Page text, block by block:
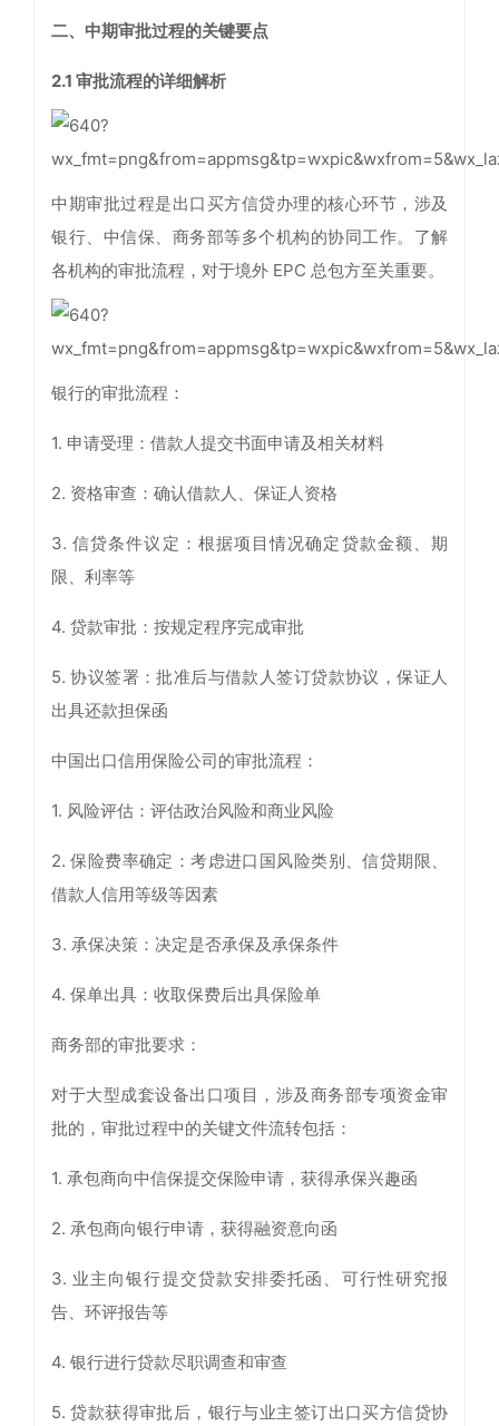
二、中期审批过程的关键要点
2.1 审批流程的详细解析
中期审批过程是出口买方信贷办理的核心环节，涉及
银行、中信保、商务部等多个机构的协同工作。了解
各机构的审批流程，对于境外 EPC 总包方至关重要。
银行的审批流程：
1. 申请受理：借款人提交书面申请及相关材料
2. 资格审查：确认借款人、保证人资格
3. 信贷条件议定：根据项目情况确定贷款金额、期
限、利率等
4. 贷款审批：按规定程序完成审批
5. 协议签署：批准后与借款人签订贷款协议，保证人
出具还款担保函
中国出口信用保险公司的审批流程：
1. 风险评估：评估政治风险和商业风险
2. 保险费率确定：考虑进口国风险类别、信贷期限、
借款人信用等级等因素
3. 承保决策：决定是否承保及承保条件
4. 保单出具：收取保费后出具保险单
商务部的审批要求：
对于大型成套设备出口项目，涉及商务部专项资金审
批的，审批过程中的关键文件流转包括：
1. 承包商向中信保提交保险申请，获得承保兴趣函
2. 承包商向银行申请，获得融资意向函
3. 业主向银行提交贷款安排委托函、可行性研究报
告、环评报告等
4. 银行进行贷款尽职调查和审查
5. 贷款获得审批后，银行与业主签订出口买方信贷协